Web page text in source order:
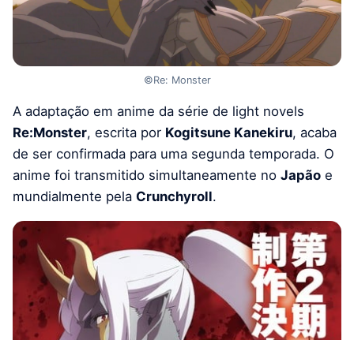
©Re: Monster
A adaptação em anime da série de light novels
Re:Monster, escrita por Kogitsune Kanekiru, acaba
de ser confirmada para uma segunda temporada. O
anime foi transmitido simultaneamente no Japão e
mundialmente pela Crunchyroll.